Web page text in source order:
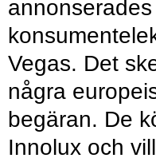
Vegas. Det
några
begäran. De
Innolux och